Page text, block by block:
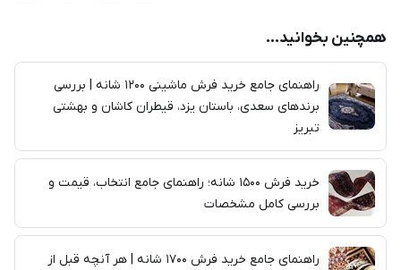
همچنین بخوانید...
راهنمای جامع خرید فرش ماشینی 1200 شانه | بررسی
برندهای سعدی، باستان یزد، قیطران کاشان و بهشتی
تبریز
خرید فرش ۱۵۰۰ شانه؛ راهنمای جامع انتخاب، قیمت و
بررسی کامل مشخصات
راهنمای جامع خرید فرش ۱۷۰۰ شانه | هر آنچه قبل از